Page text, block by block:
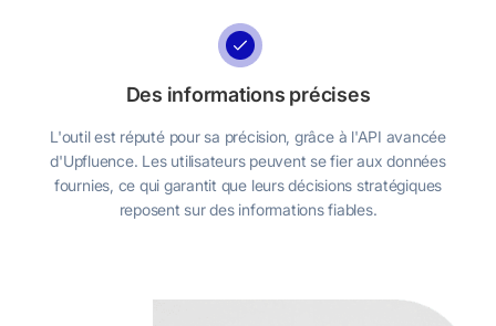
Des informations précises
L'outil est réputé pour sa précision, grâce à l'API avancée
d'Upfluence. Les utilisateurs peuvent se fier aux données
fournies, ce qui garantit que leurs décisions stratégiques
reposent sur des informations fiables.